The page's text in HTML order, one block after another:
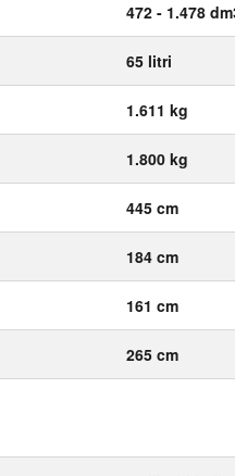
472 - 1.478
65 litri
1.611 kg
1.800 kg
445 cm
184 cm
161 cm
265 cm